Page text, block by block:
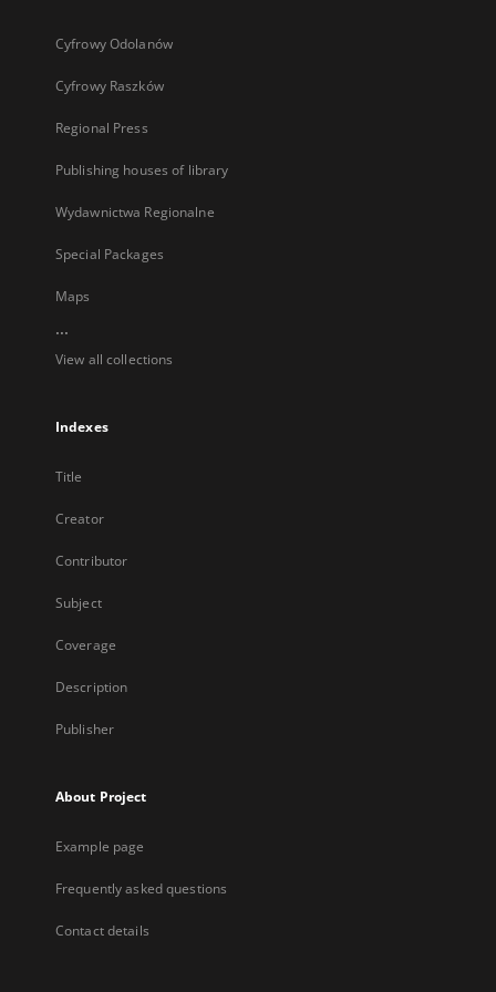
Cyfrowy Odolanów
Cyfrowy Raszków
Regional Press
Publishing houses of library
Wydawnictwa Regionalne
Special Packages
Maps
...
View all collections
Indexes
Title
Creator
Contributor
Subject
Coverage
Description
Publisher
About Project
Example page
Frequently asked questions
Contact details